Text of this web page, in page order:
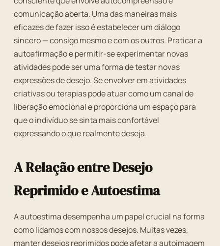
comunicação aberta. Uma das maneiras mais
eficazes de fazer isso é estabelecer um diálogo
sincero — consigo mesmo e com os outros. Praticar a
autoafirmação e permitir-se experimentar novas
atividades pode ser uma forma de testar novas
expressões de desejo. Se envolver em atividades
criativas ou terapias pode atuar como um canal de
liberação emocional e proporciona um espaço para
que o indivíduo se sinta mais confortável
expressando o que realmente deseja.
A Relação entre Desejo
Reprimido e Autoestima
A autoestima desempenha um papel crucial na forma
como lidamos com nossos desejos. Muitas vezes,
manter desejos reprimidos pode afetar a autoimagem